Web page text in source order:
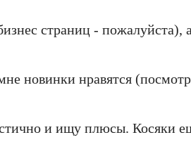
страниц -
новинки нравятся
и ищу плюсы. Косяки